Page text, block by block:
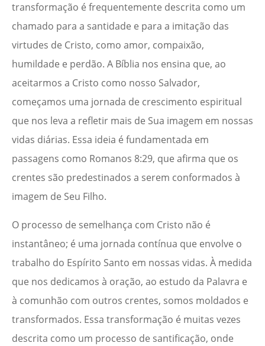
transformação é frequentemente descrita como um
chamado para a santidade e para a imitação das
virtudes de Cristo, como amor, compaixão,
humildade e perdão. A Bíblia nos ensina que, ao
aceitarmos a Cristo como nosso Salvador,
começamos uma jornada de crescimento espiritual
que nos leva a refletir mais de Sua imagem em nossas
vidas diárias. Essa ideia é fundamentada em
passagens como Romanos 8:29, que afirma que os
crentes são predestinados a serem conformados à
imagem de Seu Filho.
O processo de semelhança com Cristo não é
instantâneo; é uma jornada contínua que envolve o
trabalho do Espírito Santo em nossas vidas. À medida
que nos dedicamos à oração, ao estudo da Palavra e
à comunhão com outros crentes, somos moldados e
transformados. Essa transformação é muitas vezes
descrita como um processo de santificação, onde